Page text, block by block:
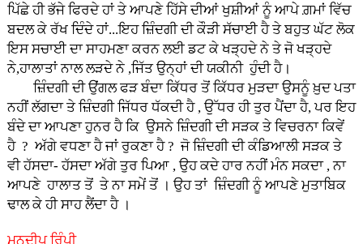
ਪਿੱਛੇ ਹੀ ਭੱਜੇ ਫਿਰਦੇ ਹਾਂ ਤੇ ਆਪਣੇ ਹਿੱਸੇ ਦੀਆਂ ਖੁਸ਼ੀਆਂ ਨੂੰ ਆਪੇ ਗ਼ਮਾਂ ਵਿੱਚ
ਬਦਲ ਕੇ ਰੱਖ ਦਿੰਦੇ ਹਾਂ...ਇਹ ਜ਼ਿੰਦਗੀ ਦੀ ਕੌੜੀ ਸੱਚਾਈ ਹੈ ਤੇ ਬਹੁਤ ਘੱਟ ਲੋਕ
ਇਸ ਸਚਾਈ ਦਾ ਸਾਹਮਣਾ ਕਰਨ ਲਈ ਡਟ ਕੇ ਖੜ੍ਹਦੇ ਨੇ ਤੇ ਜੋ ਖੜ੍ਹਦੇ
ਨੇ,ਹਾਲਾਤਾਂ ਨਾਲ ਲੜਦੇ ਨੇ ,ਜਿੱਤ ਉਨ੍ਹਾਂ ਦੀ ਯਕੀਨੀ ਹੁੰਦੀ ਹੈ।
ਜ਼ਿੰਦਗੀ ਦੀ ਉਂਗਲ ਫੜ ਬੰਦਾ ਕਿੱਧਰ ਤੋਂ ਕਿੱਧਰ ਮੁੜਦਾ ਉਸਨੂੰ ਖ਼ੁਦ ਪਤਾ
ਨਹੀਂ ਲੱਗਦਾ ਤੇ ਜ਼ਿੰਦਗੀ ਜਿੱਧਰ ਧੱਕਦੀ ਹੈ , ਉੱਧਰ ਹੀ ਤੁਰ ਪੈਂਦਾ ਹੈ, ਪਰ ਇਹ
ਬੰਦੇ ਦਾ ਆਪਣਾ ਹੁਨਰ ਹੈ ਕਿ ਉਸਨੇ ਜ਼ਿੰਦਗੀ ਦੀ ਸੜਕ ਤੇ ਵਿਚਰਨਾ ਕਿਵੇਂ
ਹੈ ? ਅੱਗੇ ਵਧਣਾ ਹੈ ਜਾਂ ਰੁਕਣਾ ਹੈ ? ਜੋ ਜ਼ਿੰਦਗੀ ਦੀ ਕੰਡਿਆਲੀ ਸੜਕ ਤੇ
ਵੀ ਹੱਸਦਾ- ਹੱਸਦਾ ਅੱਗੇ ਤੁਰ ਪਿਆ , ਉਹ ਕਦੇ ਹਾਰ ਨਹੀਂ ਮੰਨ ਸਕਦਾ , ਨਾ
ਆਪਣੇ ਹਾਲਾਤ ਤੋਂ ਤੇ ਨਾ ਸਮੇਂ ਤੋਂ । ਉਹ ਤਾਂ ਜ਼ਿੰਦਗੀ ਨੂੰ ਆਪਣੇ ਮੁਤਾਬਿਕ
ਢਾਲ ਕੇ ਹੀ ਸਾਹ ਲੈਂਦਾ ਹੈ ।
ਮਨਦੀਪ ਰਿੰਪੀ